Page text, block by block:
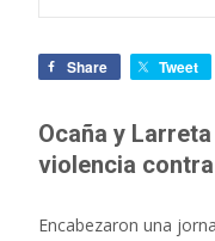
Share Tweet
Ocaña y
violencia
Encabezaron una